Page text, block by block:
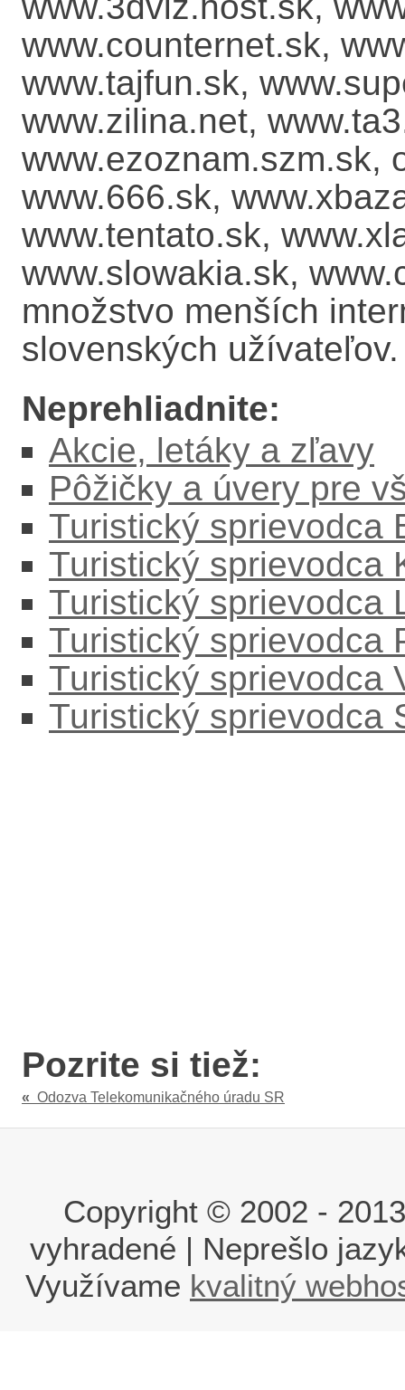
www.counternet.sk,
www.tajfun.sk,
www.zilina.net,
www.ezoznam.szm.sk,
www.666.sk,
www.tentato.sk,
www.slowakia.sk,
množstvo menších
slovenských užívateľov.
Neprehliadnite:
Akcie, letáky a zľavy
Pôžičky a úvery pre
Turistický sprievodca
Turistický sprievodca
Turistický sprievodca
Turistický sprievodca
Turistický sprievodca
Turistický sprievodca
Pozrite si tiež:
« Odozva Telekomunikačného úradu SR
Copyright © 2002 -
vyhradené | Neprešlo
Využívame kvalitný